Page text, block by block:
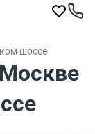
шоссе